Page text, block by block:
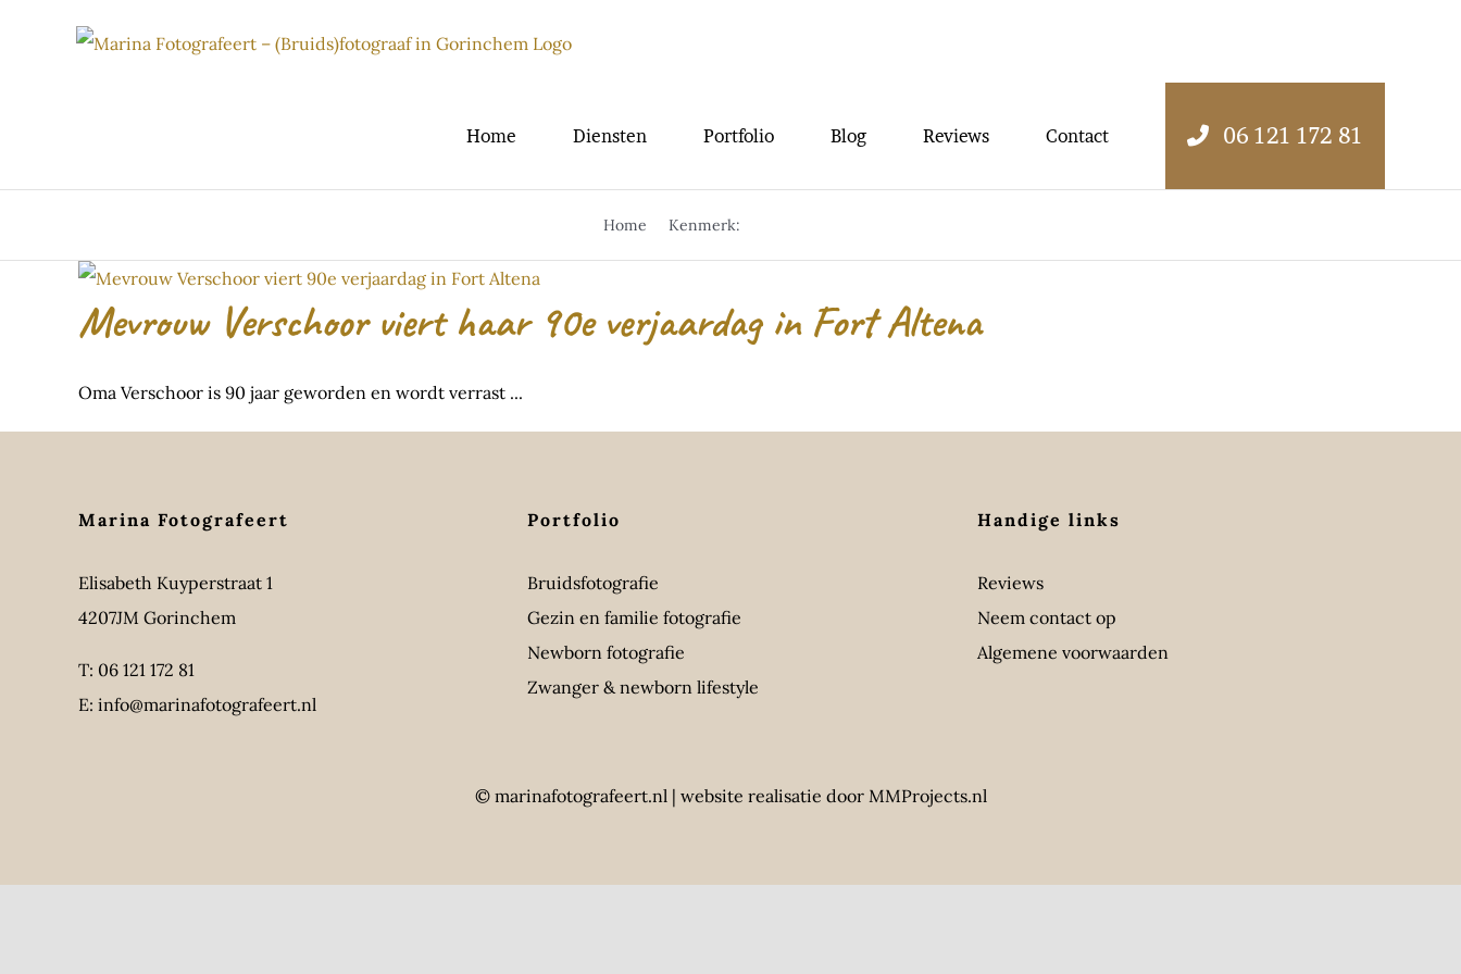
Home Diensten Portfolio Blog Reviews Contact 06 121 172 81
Home Kenmerk:
Mevrouw Verschoor viert haar 90e verjaardag in Fort Altena
Oma Verschoor is 90 jaar geworden en wordt verrast ...
Marina Fotografeert
Elisabeth Kuyperstraat 1
4207JM Gorinchem
T: 06 121 172 81
E: info@marinafotografeert.nl
Portfolio
Bruidsfotografie
Gezin en familie fotografie
Newborn fotografie
Zwanger & newborn lifestyle
Handige links
Reviews
Neem contact op
Algemene voorwaarden
© marinafotografeert.nl | website realisatie door MMProjects.nl